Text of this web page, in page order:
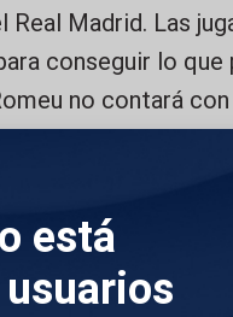
está
Real Madrid. Las
conseguir lo
no contará
lesionada. En
su renovación.